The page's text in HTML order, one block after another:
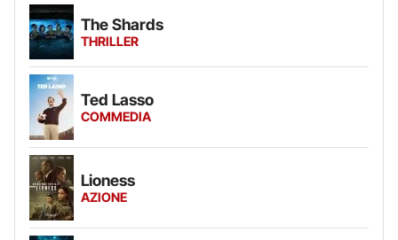
The Shards
THRILLER
Ted Lasso
COMMEDIA
Lioness
AZIONE